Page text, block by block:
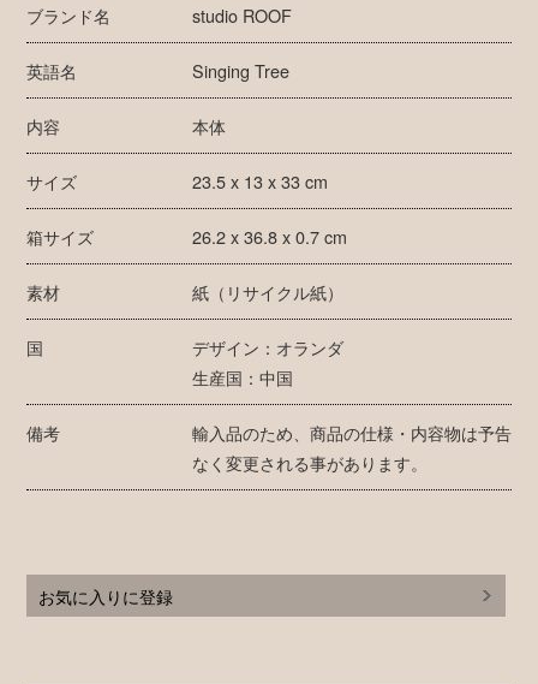
ブランド名 studio ROOF
英語名 Singing Tree
内容 本体
サイズ 23.5 x 13 x 33 cm
箱サイズ 26.2 x 36.8 x 0.7 cm
素材 紙（リサイクル紙）
国
デザイン：オランダ
生産国：中国
備考
輸入品のため、商品の仕様・内容物は予告
なく変更される事があります。
お気に入りに登録